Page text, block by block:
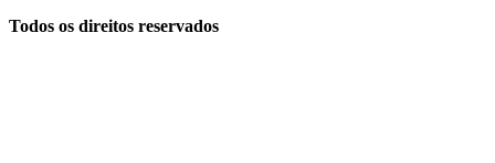
Todos os direitos reservados